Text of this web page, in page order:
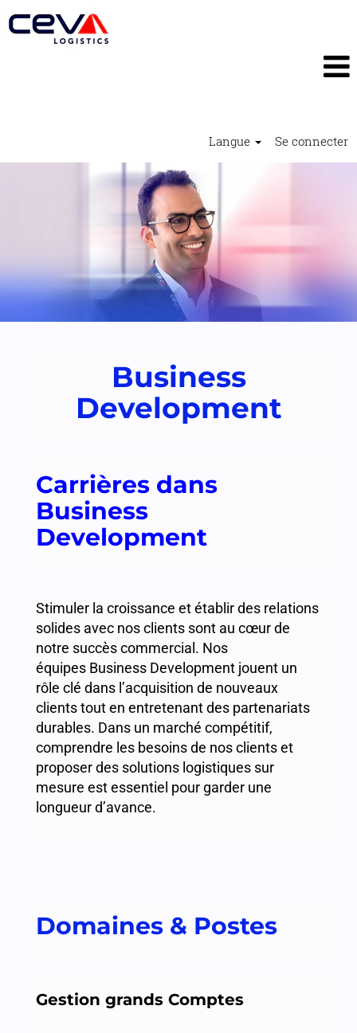
Langue Se connecter
Business
Development
Carrières dans
Business
Development
Stimuler la croissance et établir des relations
solides avec nos clients sont au cœur de
notre succès commercial. Nos
équipes Business Development jouent un
rôle clé dans l’acquisition de nouveaux
clients tout en entretenant des partenariats
durables. Dans un marché compétitif,
comprendre les besoins de nos clients et
proposer des solutions logistiques sur
mesure est essentiel pour garder une
longueur d’avance.
Domaines & Postes
Gestion grands Comptes